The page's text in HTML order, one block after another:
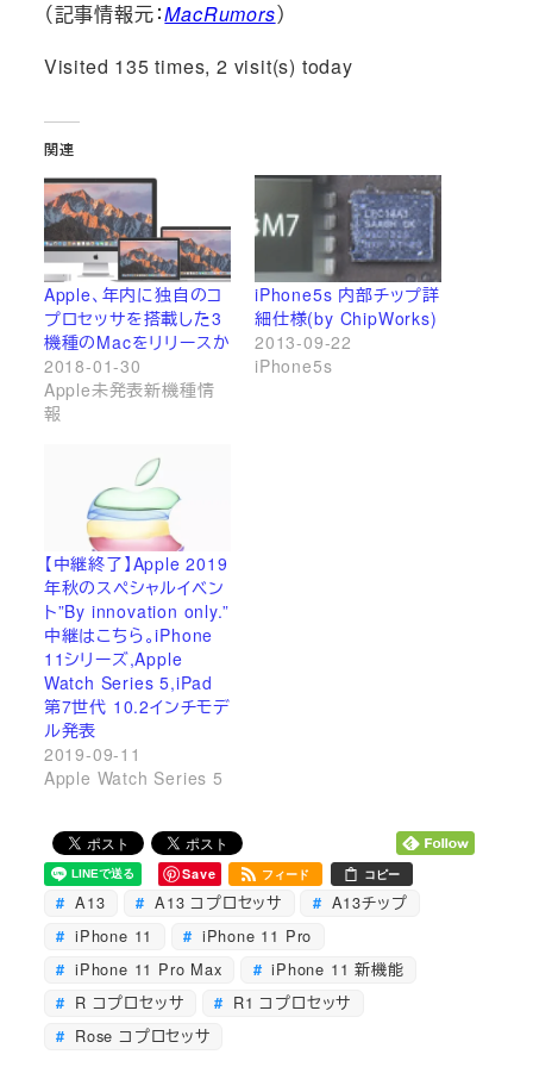
（記事情報元：MacRumors）
Visited 135 times, 2 visit(s) today
関連
Apple、年内に独自のコ
プロセッサを搭載した3
機種のMacをリリースか
2018-01-30
Apple未発表新機種情
報
iPhone5s 内部チップ詳
細仕様(by ChipWorks)
2013-09-22
iPhone5s
【中継終了】Apple 2019
年秋のスペシャルイベン
ト”By innovation only.”
中継はこちら。iPhone
11シリーズ,Apple
Watch Series 5,iPad
第7世代 10.2インチモデ
ル発表
2019-09-11
Apple Watch Series 5
Save フィード コピー
A13 A13 コプロセッサ
A13チップ
iPhone 11
iPhone 11 Pro
iPhone 11 Pro Max
iPhone 11 新機能
R コプロセッサ
R1 コプロセッサ
Rose コプロセッサ